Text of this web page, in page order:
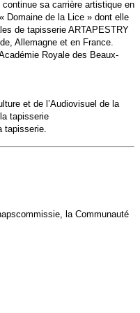
sa carrière artistique en
Domaine de la Lice » dont elle
de tapisserie ARTAPESTRY
Allemagne et en France.
Royale des Beaux-
et de l’Audiovisuel de la
tapisserie
tapisserie.
la Communauté